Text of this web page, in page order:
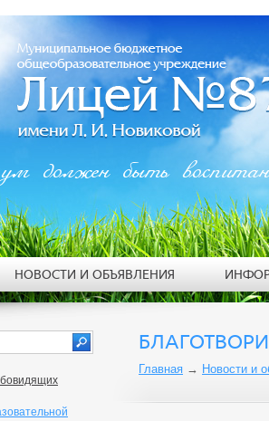
Главная → Новости и
должен быть
НОВОСТИ И ОБЪЯВЛЕНИЯ